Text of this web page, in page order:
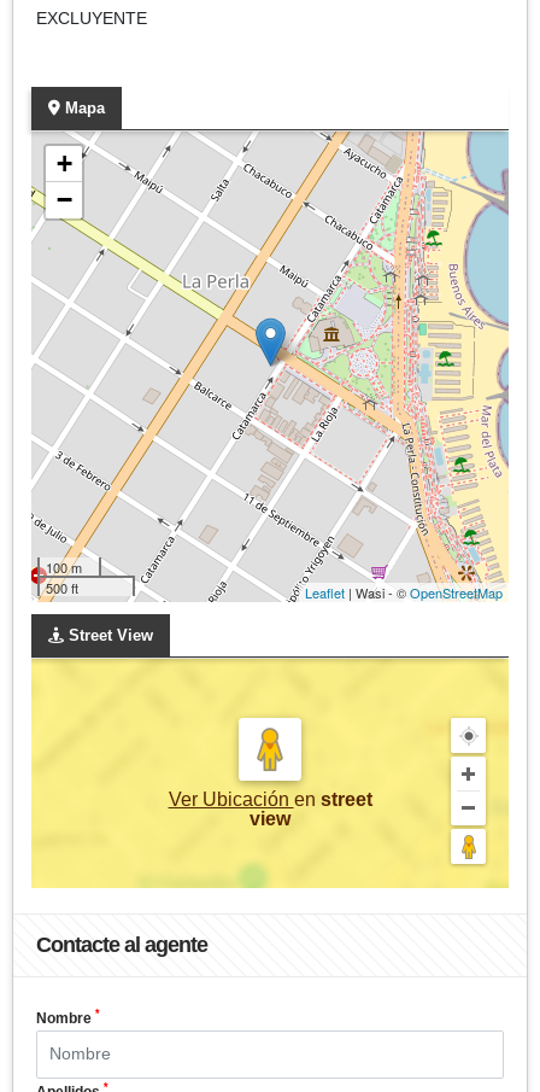
EXCLUYENTE
Mapa
+
−
100 m
500 ft
Leaflet | Wasi - ©OpenStreetMap
Street View
Ver Ubicación en street
view
Contacte al agente
Nombre *
*